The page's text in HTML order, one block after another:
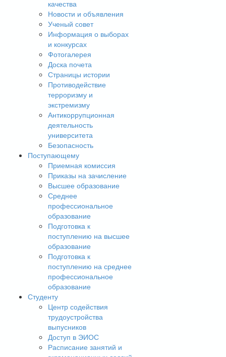
качества
Новости и объявления
Ученый совет
Информация о выборах
и конкурсах
Фотогалерея
Доска почета
Страницы истории
Противодействие
терроризму и
экстремизму
Антикоррупционная
деятельность
университета
Безопасность
Поступающему
Приемная комиссия
Приказы на зачисление
Высшее образование
Среднее
профессиональное
образование
Подготовка к
поступлению на высшее
образование
Подготовка к
поступлению на среднее
профессиональное
образование
Студенту
Центр содействия
трудоустройства
выпусников
Доступ в ЭИОС
Расписание занятий и